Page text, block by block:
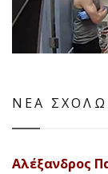
ΝΕΑ
Αλέξανδρος